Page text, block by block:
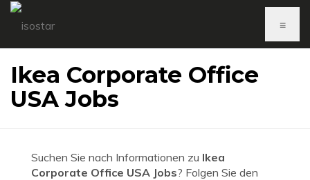
≡
Ikea Corporate Office
USA Jobs
Suchen Sie nach Informationen zu Ikea
Corporate Office USA Jobs? Folgen Sie den